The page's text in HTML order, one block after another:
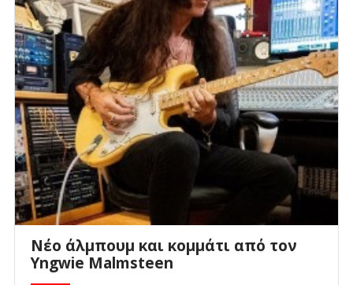
Νέο άλμπουμ και κομμάτι από τον
Yngwie Malmsteen